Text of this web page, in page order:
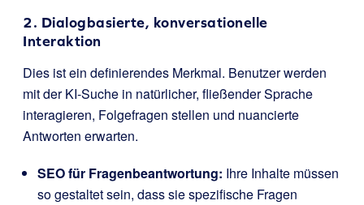
2. Dialogbasierte, konversationelle
Interaktion
Dies ist ein definierendes Merkmal. Benutzer werden
mit der KI-Suche in natürlicher, fließender Sprache
interagieren, Folgefragen stellen und nuancierte
Antworten erwarten.
SEO für Fragenbeantwortung: Ihre Inhalte müssen
so gestaltet sein, dass sie spezifische Fragen